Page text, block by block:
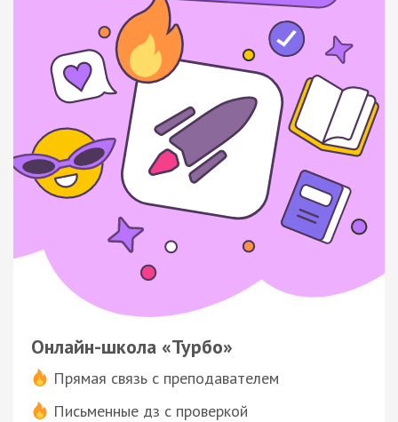
Онлайн-школа «Турбо»
Прямая связь с преподавателем
Письменные дз с проверкой